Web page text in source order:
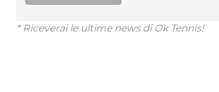
* Riceverai le ultime news di Ok Tennis!